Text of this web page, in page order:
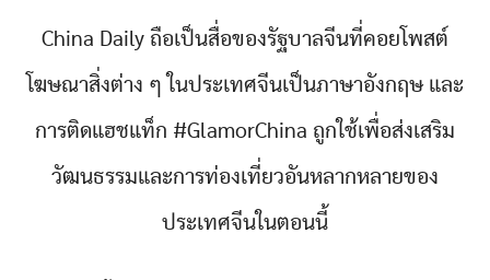
China Daily ถือเป็นสื่อของรัฐบาลจีนที่คอยโพสต์
โฆษณาสิ่งต่าง ๆ ในประเทศจีนเป็นภาษาอังกฤษ และ
การติดแฮชแท็ก #GlamorChina ถูกใช้เพื่อส่งเสริม
วัฒนธรรมและการท่องเที่ยวอันหลากหลายของ
ประเทศจีนในตอนนี้